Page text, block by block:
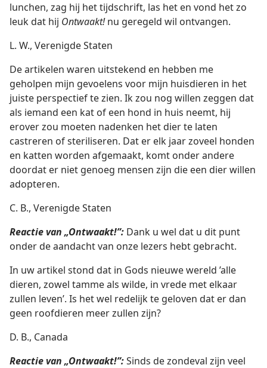
lunchen, zag hij het tijdschrift, las het en vond het zo
leuk dat hij Ontwaakt!nu geregeld wil ontvangen.
L. W., Verenigde Staten
De artikelen waren uitstekend en hebben me
geholpen mijn gevoelens voor mijn huisdieren in het
juiste perspectief te zien. Ik zou nog willen zeggen dat
als iemand een kat of een hond in huis neemt, hij
erover zou moeten nadenken het dier te laten
castreren of steriliseren. Dat er elk jaar zoveel honden
en katten worden afgemaakt, komt onder andere
doordat er niet genoeg mensen zijn die een dier willen
adopteren.
C. B., Verenigde Staten
Reactie van „Ontwaakt!”: Dank u wel dat u dit punt
onder de aandacht van onze lezers hebt gebracht.
In uw artikel stond dat in Gods nieuwe wereld ’alle
dieren, zowel tamme als wilde, in vrede met elkaar
zullen leven’. Is het wel redelijk te geloven dat er dan
geen roofdieren meer zullen zijn?
D. B., Canada
Reactie van „Ontwaakt!”:Sinds de zondeval zijn veel